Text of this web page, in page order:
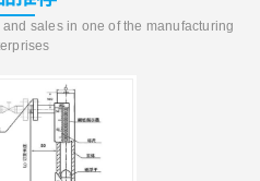
sales in one of the manufacturing